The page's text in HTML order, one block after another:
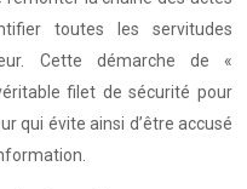
toutes les servitudes
Cette démarche de «
filet de sécurité pour
qui évite ainsi d’être accusé